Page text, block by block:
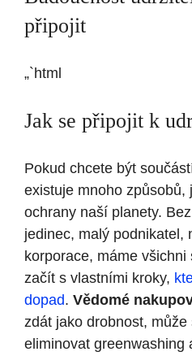
připojit
„`html
Jak se připojit k
Pokud chcete být
existuje mnoho způsobů,
ochrany naší planety.
jedinec, malý podnikatel,
korporace, máme
začít s vlastními kroky,
dopad. Vědomé
zdát jako drobnost, může
eliminovat greenwashing